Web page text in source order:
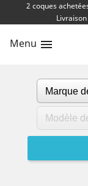
2 coques
Menu 